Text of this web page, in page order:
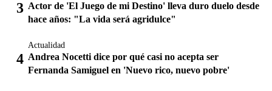
Actor de 'El Juego de mi Destino' lleva duro duelo desde
hace años: "La vida será agridulce"
Actualidad
Andrea Nocetti dice por qué casi no acepta ser
Fernanda Samiguel en 'Nuevo rico, nuevo pobre'